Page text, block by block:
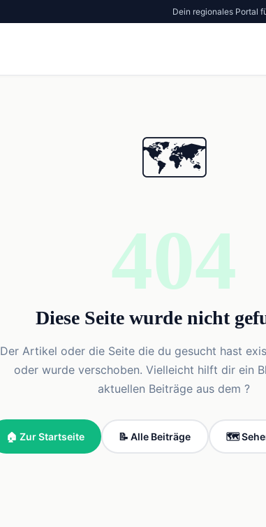
Dein regionales Portal
🗺️
404
Diese Seite wurde nicht
Der Artikel oder die Seite die du gesucht hast
oder wurde verschoben. Vielleicht hilft dir ein
aktuellen Beiträge aus dem ?
🏠 Zur Startseite 📝 Alle Beiträge 🗺️